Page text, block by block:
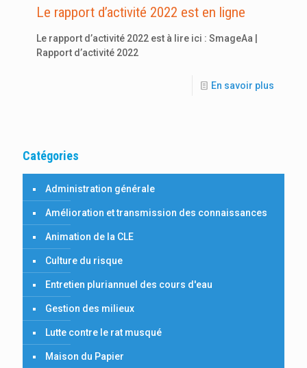
Le rapport d’activité 2022 est en ligne
Le rapport d’activité 2022 est à lire ici : SmageAa |
Rapport d’activité 2022
En savoir plus
Catégories
Administration générale
Amélioration et transmission des connaissances
Animation de la CLE
Culture du risque
Entretien pluriannuel des cours d'eau
Gestion des milieux
Lutte contre le rat musqué
Maison du Papier